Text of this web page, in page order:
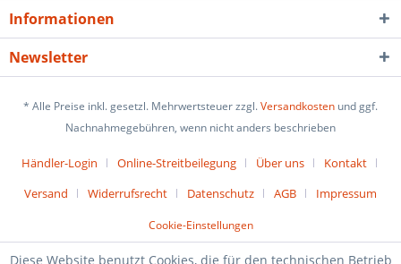
Informationen
Newsletter
* Alle Preise inkl. gesetzl. Mehrwertsteuer zzgl.Versandkosten und ggf.
Nachnahmegebühren, wenn nicht anders beschrieben
Händler-Login Online-Streitbeilegung Über uns
Kontakt
Versand
Widerrufsrecht Datenschutz AGB Impressum
Cookie-Einstellungen
Diese Website benutzt Cookies, die für den technischen Betrieb